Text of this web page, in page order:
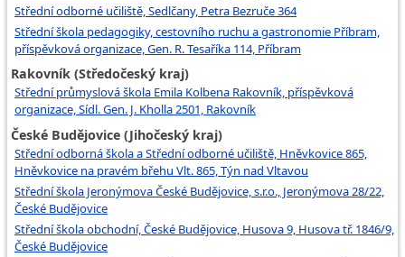
Střední odborné učiliště, Sedlčany, Petra Bezruče 364
Střední škola pedagogiky, cestovního ruchu a gastronomie Příbram,
příspěvková organizace, Gen. R. Tesaříka 114, Příbram
Rakovník (Středočeský kraj)
Střední průmyslová škola Emila Kolbena Rakovník, příspěvková
organizace, Sídl. Gen. J. Kholla 2501, Rakovník
České Budějovice (Jihočeský kraj)
Střední odborná škola a Střední odborné učiliště, Hněvkovice 865,
Hněvkovice na pravém břehu Vlt. 865, Týn nad Vltavou
Střední škola Jeronýmova České Budějovice, s.r.o., Jeronýmova 28/22,
České Budějovice
Střední škola obchodní, České Budějovice, Husova 9, Husova tř. 1846/9,
České Budějovice